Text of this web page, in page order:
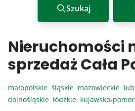
Szukaj
Nieruchomości
sprzedaż Cała
małopolskie śląskie mazowieckie
dolnośląskie łódzkie kujawsko-